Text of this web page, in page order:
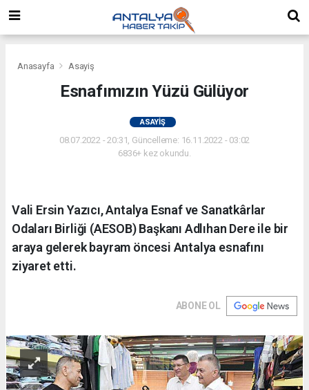
Anasayfa Asayiş
Esnafımızın Yüzü Gülüyor
ASAYIŞ
08.07.2022 - 20:31, Güncelleme: 16.11.2022 - 03:02
6836+ kez okundu.
Vali Ersin Yazıcı, Antalya Esnaf ve Sanatkârlar
Odaları Birliği (AESOB) Başkanı Adlıhan Dere ile bir
araya gelerek bayram öncesi Antalya esnafını
ziyaret etti.
ABONE OL